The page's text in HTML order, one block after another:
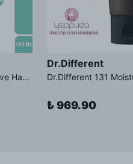
Dr.Different 113 Moisturizer - Yağlı ve Hassas Cilt Tipleri İçin Yağ Asidi İçerikli Nemlendirici Krem
Dr.Different
₺ 969.90